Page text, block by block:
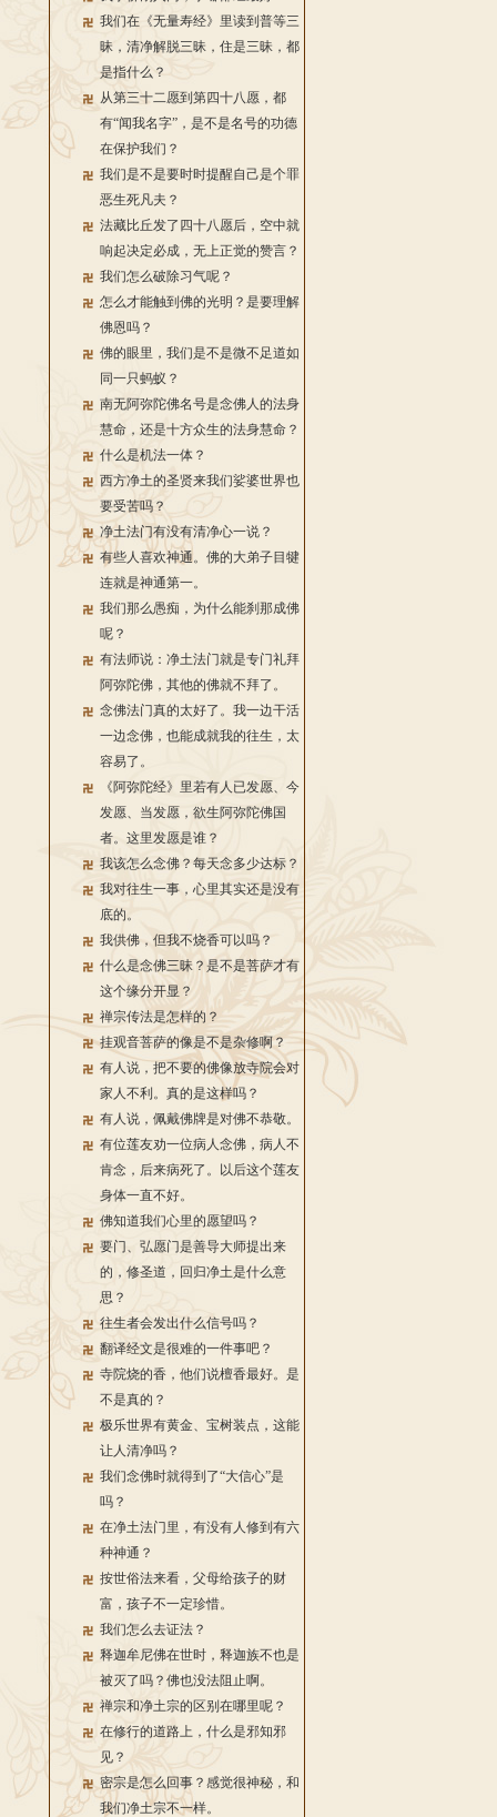
我们在《无量寿经》里读到普等三
昧，清净解脱三昧，住是三昧，都
是指什么？
从第三十二愿到第四十八愿，都
有“闻我名字”，是不是名号的功德
在保护我们？
我们是不是要时时提醒自己是个罪
恶生死凡夫？
法藏比丘发了四十八愿后，空中就
响起决定必成，无上正觉的赞言？
我们怎么破除习气呢？
怎么才能触到佛的光明？是要理解
佛恩吗？
佛的眼里，我们是不是微不足道如
同一只蚂蚁？
南无阿弥陀佛名号是念佛人的法身
慧命，还是十方众生的法身慧命？
什么是机法一体？
西方净土的圣贤来我们娑婆世界也
要受苦吗？
净土法门有没有清净心一说？
有些人喜欢神通。佛的大弟子目犍
连就是神通第一。
我们那么愚痴，为什么能刹那成佛
呢？
有法师说：净土法门就是专门礼拜
阿弥陀佛，其他的佛就不拜了。
念佛法门真的太好了。我一边干活
一边念佛，也能成就我的往生，太
容易了。
《阿弥陀经》里若有人已发愿、今
发愿、当发愿，欲生阿弥陀佛国
者。这里发愿是谁？
我该怎么念佛？每天念多少达标？
我对往生一事，心里其实还是没有
底的。
我供佛，但我不烧香可以吗？
什么是念佛三昧？是不是菩萨才有
这个缘分开显？
禅宗传法是怎样的？
挂观音菩萨的像是不是杂修啊？
有人说，把不要的佛像放寺院会对
家人不利。真的是这样吗？
有人说，佩戴佛牌是对佛不恭敬。
有位莲友劝一位病人念佛，病人不
肯念，后来病死了。以后这个莲友
身体一直不好。
佛知道我们心里的愿望吗？
要门、弘愿门是善导大师提出来
的，修圣道，回归净土是什么意
思？
往生者会发出什么信号吗？
翻译经文是很难的一件事吧？
寺院烧的香，他们说檀香最好。是
不是真的？
极乐世界有黄金、宝树装点，这能
让人清净吗？
我们念佛时就得到了“大信心”是
吗？
在净土法门里，有没有人修到有六
种神通？
按世俗法来看，父母给孩子的财
富，孩子不一定珍惜。
我们怎么去证法？
释迦牟尼佛在世时，释迦族不也是
被灭了吗？佛也没法阻止啊。
禅宗和净土宗的区别在哪里呢？
在修行的道路上，什么是邪知邪
见？
密宗是怎么回事？感觉很神秘，和
我们净土宗不一样。